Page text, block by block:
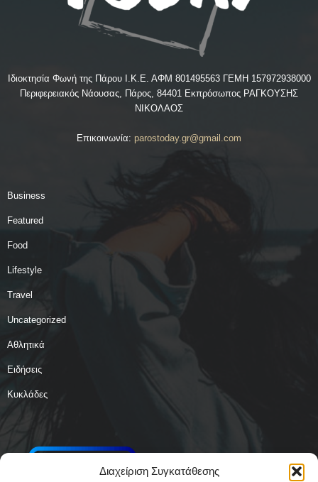
Διαχείριση Συγκατάθεσης
Ιδιοκτησία Φωνή της Πάρου Ι.Κ.Ε. ΑΦΜ 801495563 ΓΕΜΗ 157972938000
Περιφερειακός Νάουσας, Πάρος, 84401 Εκπρόσωπος ΡΑΓΚΟΥΣΗΣ
ΝΙΚΟΛΑΟΣ
Επικοινωνία: parostoday.gr@gmail.com
Business
Featured
Food
Lifestyle
Travel
Uncategorized
Αθλητικά
Ειδήσεις
Κυκλάδες